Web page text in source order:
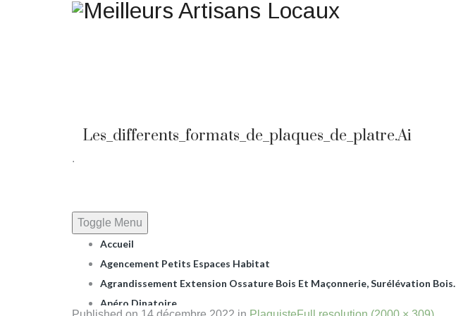
.
Toggle Menu
Accueil
Agencement Petits Espaces Habitat
Agrandissement Extension Ossature Bois Et Maçonnerie, Surélévation Bois.
Apéro Dinatoire
Les_differents_formats_de_plaques_de_platre.ai